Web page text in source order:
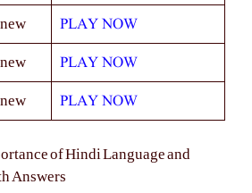
PLAY NOW
PLAY NOW
PLAY NOW
of Hindi Language and
Answers